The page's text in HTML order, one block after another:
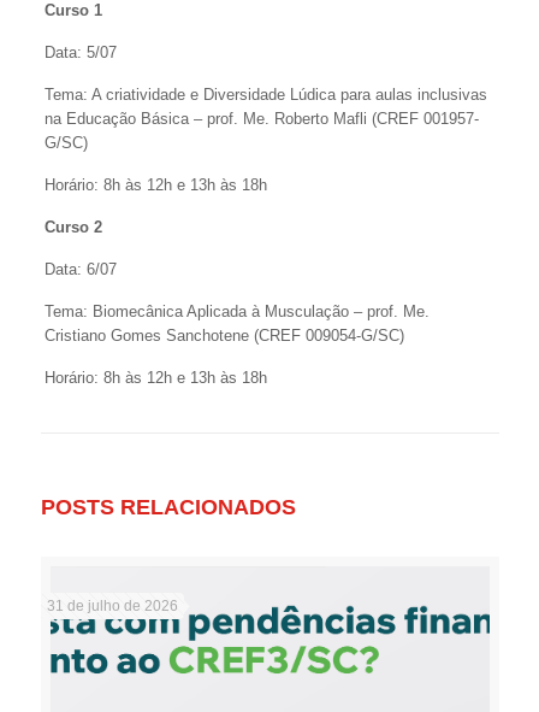
Curso 1
Data: 5/07
Tema: A criatividade e Diversidade Lúdica para aulas inclusivas
na Educação Básica – prof. Me. Roberto Mafli (CREF 001957-
G/SC)
Horário: 8h às 12h e 13h às 18h
Curso 2
Data: 6/07
Tema: Biomecânica Aplicada à Musculação – prof. Me.
Cristiano Gomes Sanchotene (CREF 009054-G/SC)
Horário: 8h às 12h e 13h às 18h
POSTS RELACIONADOS
31 de julho de 2026